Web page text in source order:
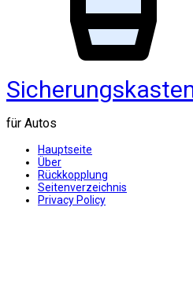
für Autos
Hauptseite
Über
Rückkopplung
Seitenverzeichnis
Privacy Policy